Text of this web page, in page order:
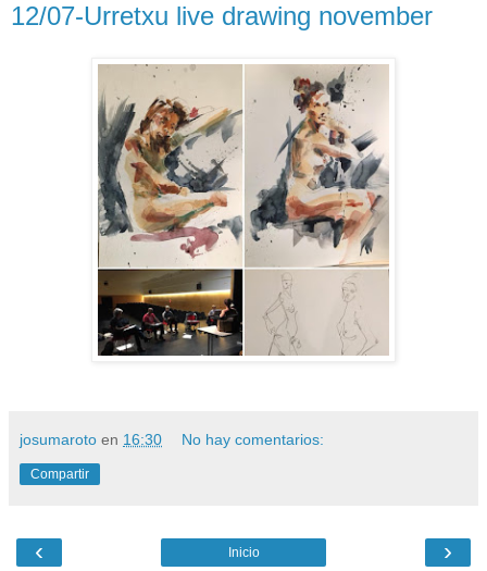
12/07-Urretxu live drawing november
josumaroto en 16:30 No hay comentarios:
Compartir
‹ ›
Inicio